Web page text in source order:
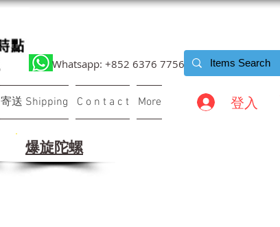
Whatsapp: +852 6376 7756
寄送 Shipping C o n t a c t More 登入
​爆旋陀螺